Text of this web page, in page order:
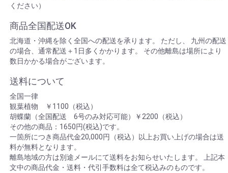
ください）
商品全国配送OK
北海道・沖縄を除く全国への配送を承ります。 ただし、 九州の配送
の場合、通常配送＋1日多くかかります。 その他離島は場所により
数日かかる場合がございます。
送料について
全国一律
観葉植物 ￥1100（税込）
胡蝶蘭（全国配送 6号のみ対応可能）￥2200（税込）
その他の商品：1650円(税込)です。
一箇所につき商品代金20,000円（税込）以上お買い上げの場合は送
料が無料となります。
離島地域の方は別途メールにて送料をお知らせいたします。 上記本
文中の商品代金・送料・代引手数料は全て税込みのものです。